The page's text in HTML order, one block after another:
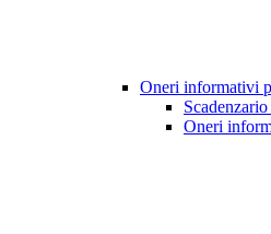
Oneri informativi
Oneri